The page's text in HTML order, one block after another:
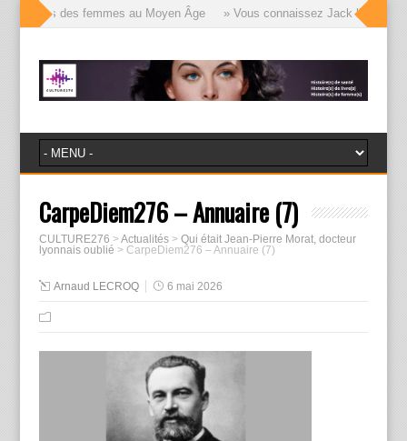
visages des femmes au Moyen Âge » Vous connaissez Jack
CarpeDiem276 – Annuaire (7)
CULTURE276 >Actualités> Qui était Jean-Pierre Morat, docteur
lyonnais oublié > CarpeDiem276 – Annuaire (7)
Arnaud LECROQ 6 mai 2026